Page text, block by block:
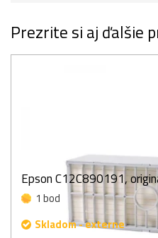
Prezrite si aj ďalšie
Epson C12C890191,
1 bod
Skladom - externe